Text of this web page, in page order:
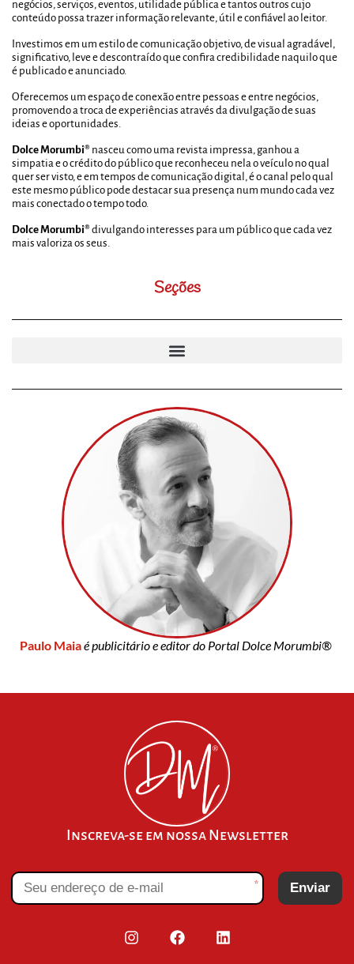
negócios, serviços, eventos, utilidade pública e tantos outros cujo
conteúdo possa trazer informação relevante, útil e confiável ao leitor.
Investimos em um estilo de comunicação objetivo, de visual agradável,
significativo, leve e descontraído que confira credibilidade naquilo que
é publicado e anunciado.
Oferecemos um espaço de conexão entre pessoas e entre negócios,
promovendo a troca de experiências através da divulgação de suas
ideias e oportunidades.
Dolce Morumbi® nasceu como uma revista impressa, ganhou a
simpatia e o crédito do público que reconheceu nela o veículo no qual
quer ser visto, e em tempos de comunicação digital, é o canal pelo qual
este mesmo público pode destacar sua presença num mundo cada vez
mais conectado o tempo todo.
Dolce Morumbi® divulgando interesses para um público que cada vez
mais valoriza os seus.
Seções
Paulo Maiaé publicitário e editor do Portal Dolce Morumbi®
Inscreva-se em nossa Newsletter
* Enviar